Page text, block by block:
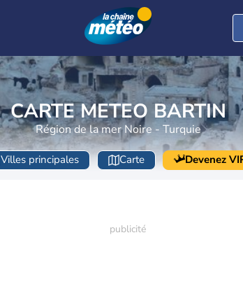
CARTE METEO BARTIN
Région de la mer Noire - Turquie
Villes principales Carte Devenez